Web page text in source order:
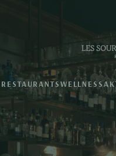
RESTAURANTSWELLNESS